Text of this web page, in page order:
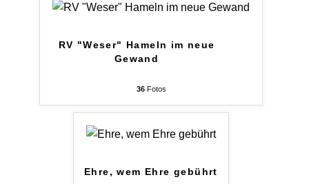
RV "Weser" Hameln im neue
Gewand
36Fotos
Ehre, wem Ehre gebührt